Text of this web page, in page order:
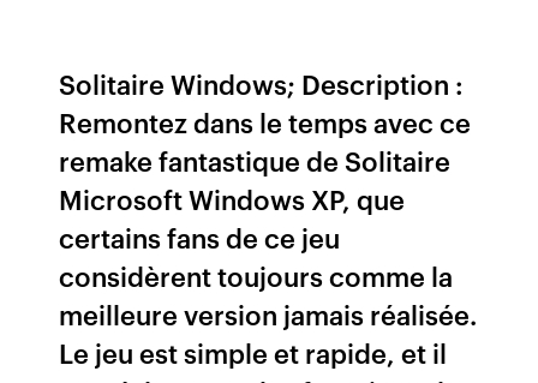
Solitaire Windows; Description :
Remontez dans le temps avec ce
remake fantastique de Solitaire
Microsoft Windows XP, que
certains fans de ce jeu
considèrent toujours comme la
meilleure version jamais réalisée.
Le jeu est simple et rapide, et il